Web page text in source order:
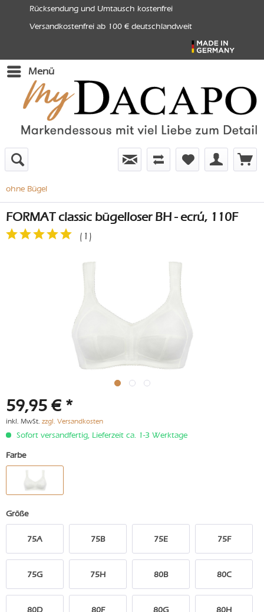
Rücksendung und Umtausch kostenfrei
Versandkostenfrei ab 100 € deutschlandweit
Menü
ohne Bügel
FORMAT classic bügelloser BH - ecrú, 110F
( 1 )
59,95 € *
inkl. MwSt. zzgl. Versandkosten
Sofort versandfertig, Lieferzeit ca. 1-3 Werktage
Farbe
Größe
75A 75B 75E 75F
75G 75H 80B 80C